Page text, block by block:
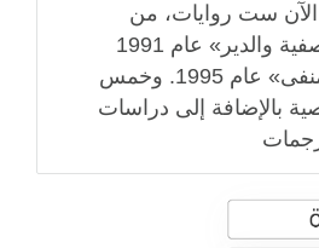
ست روايات، من
أهمها: «خالتي صفية والدير» عام 1991
و«الحب في المنفى» عام 1995. وخمس
بالإضافة إلى دراسات